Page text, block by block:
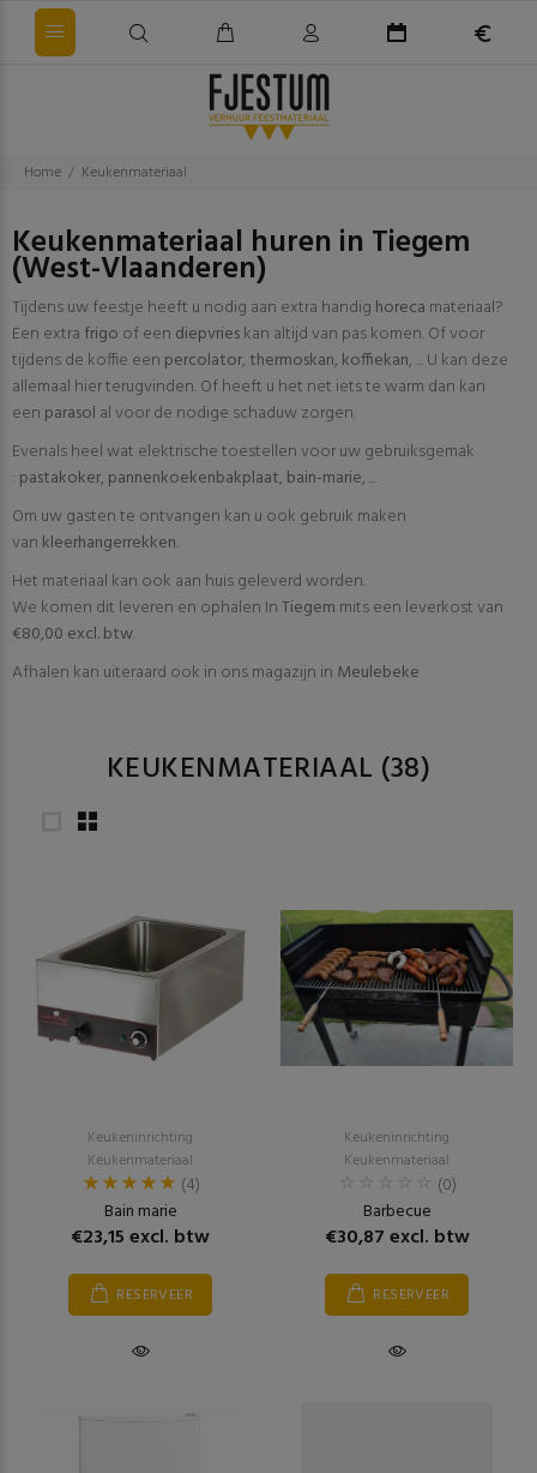
Home Keukenmateriaal
Keukenmateriaal huren in Tiegem
(West-Vlaanderen)
Tijdens uw feestje heeft u nodig aan extra handig horeca materiaal?
Een extrafrigo of een diepvrieskan altijd van pas komen. Of voor
tijdens de koffie een percolator, thermoskan, koffiekan, ... U kan deze
allemaal hier terugvinden. Of heeft u het net iets te warm dan kan
een parasol al voor de nodige schaduw zorgen.
Evenals heel wat elektrische toestellen voor uw gebruiksgemak
: pastakoker, pannenkoekenbakplaat, bain-marie, ...
Om uw gasten te ontvangen kan u ook gebruik maken
van kleerhangerrekken.
Het materiaal kan ook aan huis geleverd worden.
We komen dit leveren en ophalen InTiegem mits een leverkost van
€80,00 excl. btw.
Afhalen kan uiteraard ook in ons magazijn in Meulebeke
KEUKENMATERIAAL (38)
Keukeninrichting
Keukenmateriaal
(4)
Bain marie
€23,15 excl. btw
RESERVEER
Keukeninrichting
Keukenmateriaal
(0)
Barbecue
€30,87 excl. btw
RESERVEER